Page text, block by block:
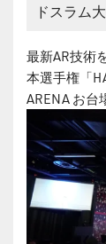
ドスラム
最新AR技術
本選手権「
ARENA お台